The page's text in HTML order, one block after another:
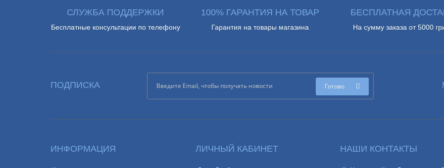
СЛУЖБА ПОДДЕРЖКИ
Бесплатные консультации по телефону
100% ГАРАНТИЯ НА ТОВАР
Гарантия на товары магазина
БЕСПЛАТНАЯ
На сумму заказа от 5000
ПОДПИСКА Готово
ИНФОРМАЦИЯ ЛИЧНЫЙ КАБИНЕТ НАШИ КОНТАКТЫ